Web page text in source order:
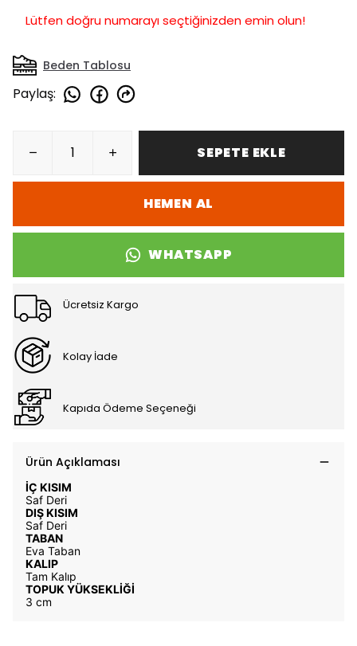
Lütfen doğru numarayı seçtiğinizden emin olun!
Beden Tablosu
Paylaş:
SEPETE EKLE
HEMEN AL
WHATSAPP
Ücretsiz Kargo
Kolay İade
Kapıda Ödeme Seçeneği
Ürün Açıklaması
İÇ KISIM
Saf Deri
DIŞ KISIM
Saf Deri
TABAN
Eva Taban
KALIP
Tam Kalıp
TOPUK YÜKSEKLİĞİ
3 cm